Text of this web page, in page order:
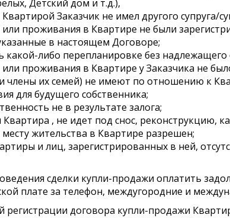
Детский дом и т.д.),
Заказчик не имел другого супруга/
или проживания в Квартире не были
в настоящем Договоре;
какой-либо перепланировке без
проживания в Квартире у Заказчика не
их семей) не имеют по отношению к
для будущего собственника;
не в результате залога;
, не идет под снос, реконструкцию,
жительства в Квартире разрешен;
и лиц, зарегистрированных в ней,
сделки купли-продажи оплатить
плате за телефон, междугородние и
регистрации договора купли-продажи